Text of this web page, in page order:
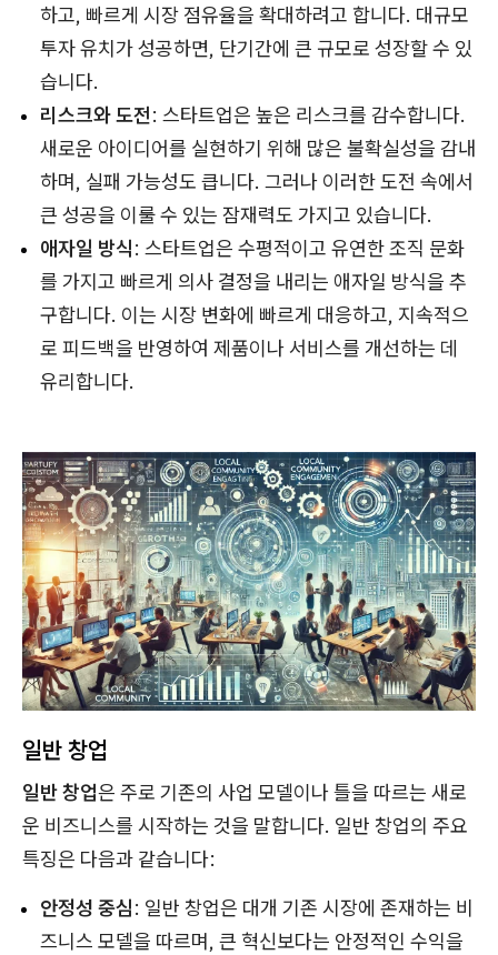
하고, 빠르게 시장 점유율을 확대하려고 합니다. 대규모
투자 유치가 성공하면, 단기간에 큰 규모로 성장할 수 있
습니다.
리스크와 도전: 스타트업은 높은 리스크를 감수합니다.
새로운 아이디어를 실현하기 위해 많은 불확실성을 감내
하며, 실패 가능성도 큽니다. 그러나 이러한 도전 속에서
큰 성공을 이룰 수 있는 잠재력도 가지고 있습니다.
애자일 방식: 스타트업은 수평적이고 유연한 조직 문화
를 가지고 빠르게 의사 결정을 내리는 애자일 방식을 추
구합니다. 이는 시장 변화에 빠르게 대응하고, 지속적으
로 피드백을 반영하여 제품이나 서비스를 개선하는 데
유리합니다.
일반 창업
일반 창업은 주로 기존의 사업 모델이나 틀을 따르는 새로
운 비즈니스를 시작하는 것을 말합니다. 일반 창업의 주요
특징은 다음과 같습니다:
안정성 중심: 일반 창업은 대개 기존 시장에 존재하는 비
즈니스 모델을 따르며, 큰 혁신보다는 안정적인 수익을